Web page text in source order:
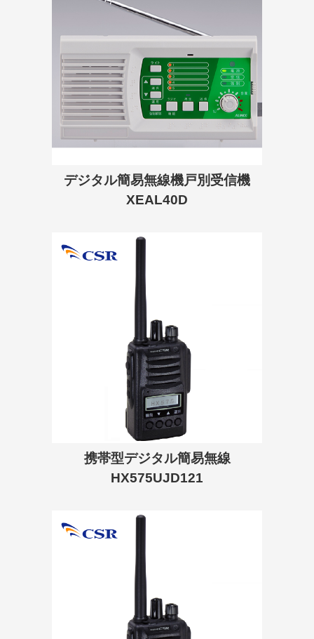
デジタル簡易無線機戸別受信機
XEAL40D
携帯型デジタル簡易無線
HX575UJD121